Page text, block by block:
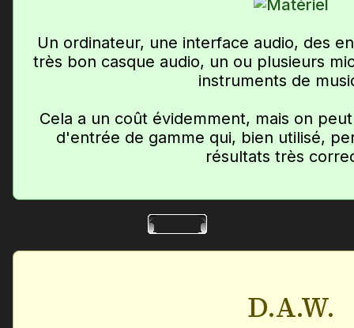
Un ordinateur, une interface audio, des
très bon casque audio, un ou plusieurs
instruments de
Cela a un coût évidemment, mais on
d'entrée de gamme qui, bien utilisé,
résultats très
D.A.W.